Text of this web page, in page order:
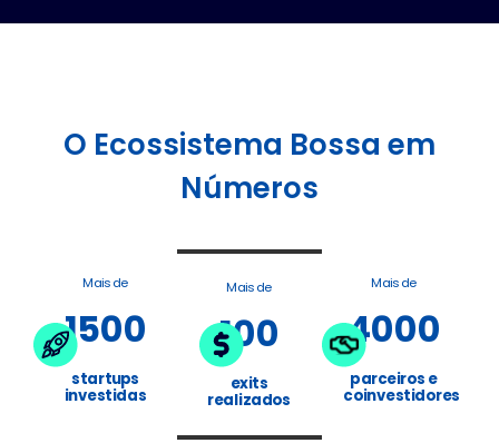
O Ecossistema Bossa em
Números
Mais de
1500
startups
investidas
Mais de
100
exits
realizados
Mais de
4000
parceiros e
coinvestidores